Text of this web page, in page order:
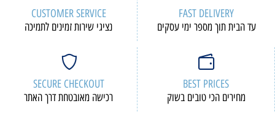
FAST DELIVERY
עד הבית תוך מספר ימי עסקים
CUSTOMER SERVICE
נציגי שירות זמינים לתמיכה
BEST PRICES
מחירים הכי טובים בשוק
SECURE CHECKOUT
רכישה מאובטחת דרך האתר